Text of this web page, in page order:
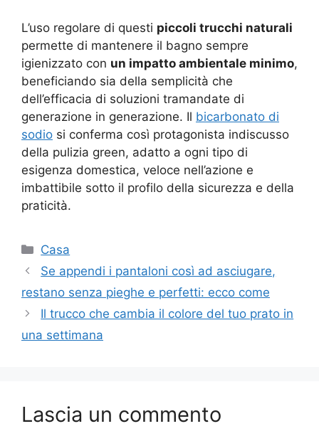
L’uso regolare di questi piccoli trucchi naturali
permette di mantenere il bagno sempre
igienizzato con un impatto ambientale minimo,
beneficiando sia della semplicità che
dell’efficacia di soluzioni tramandate di
generazione in generazione. Il bicarbonato di
sodio si conferma così protagonista indiscusso
della pulizia green, adatto a ogni tipo di
esigenza domestica, veloce nell’azione e
imbattibile sotto il profilo della sicurezza e della
praticità.
Categorie
Casa
Se appendi i pantaloni così ad asciugare,
restano senza pieghe e perfetti: ecco come
Il trucco che cambia il colore del tuo prato in
una settimana
Lascia un commento